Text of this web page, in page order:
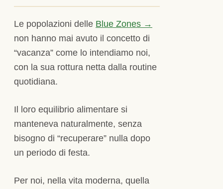
Le popolazioni delle Blue Zones →
non hanno mai avuto il concetto di
“vacanza” come lo intendiamo noi,
con la sua rottura netta dalla routine
quotidiana.
Il loro equilibrio alimentare si
manteneva naturalmente, senza
bisogno di “recuperare” nulla dopo
un periodo di festa.
Per noi, nella vita moderna, quella